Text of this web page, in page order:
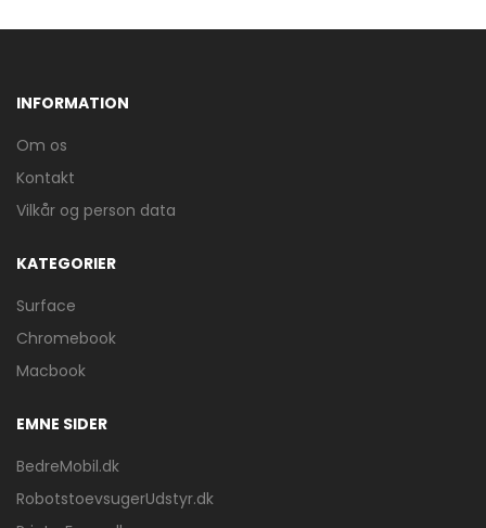
INFORMATION
Om os
Kontakt
Vilkår og person data
KATEGORIER
Surface
Chromebook
Macbook
EMNE SIDER
BedreMobil.dk
RobotstoevsugerUdstyr.dk